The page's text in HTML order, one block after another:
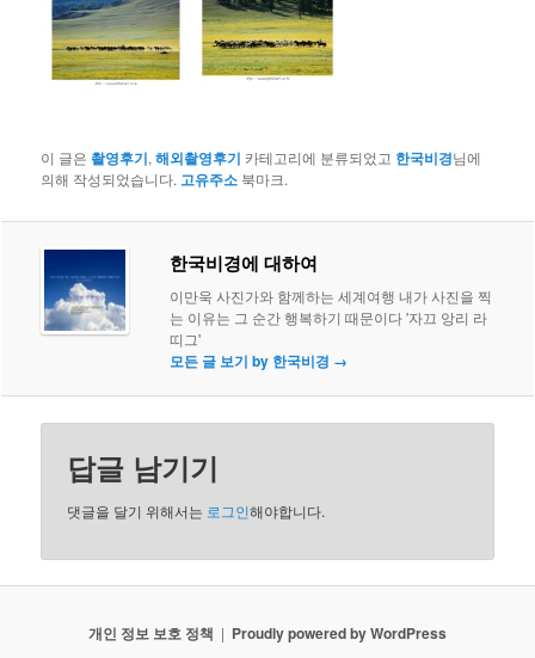
이 글은촬영후기,해외촬영후기 카테고리에 분류되었고 한국비경님에
의해 작성되었습니다. 고유주소 북마크.
한국비경에 대하여
이만욱 사진가와 함께하는 세계여행 내가 사진을 찍
는 이유는 그 순간 행복하기 때문이다 '자끄 앙리 라
띠그'
모든 글 보기 by 한국비경 →
답글 남기기
댓글을 달기 위해서는 로그인해야합니다.
개인 정보 보호 정책 Proudly powered by WordPress